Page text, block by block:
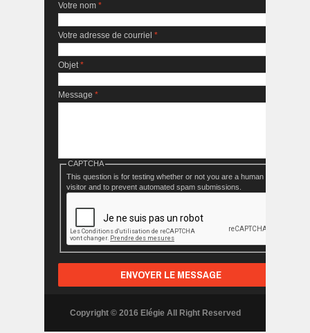
Votre nom *
Votre adresse de courriel *
Objet*
Message *
CAPTCHA
This question is for testing whether or not you are a human
visitor and to prevent automated spam submissions.
Copyright © 2016 Elégie All Right Reserved